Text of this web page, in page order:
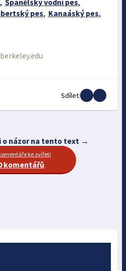
, Španělský vodní pes,
pes, Kanaáský pes,
Sdílet:
o názor na tento text →
ke zvířeti
komentářů